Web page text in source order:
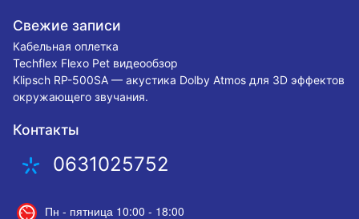
Свежие записи
Кабельная оплетка
Techflex Flexo Pet видеообзор
Klipsch RP-500SA — акустика Dolby Atmos для 3D эффектов
окружающего звучания.
Контакты
0631025752
Пн - пятница 10:00 - 18:00